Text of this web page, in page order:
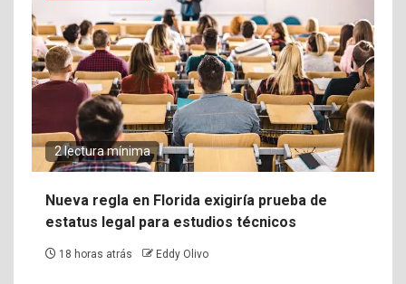
2 lectura mínima
Nueva regla en Florida exigiría prueba de
estatus legal para estudios técnicos
18 horas atrás Eddy Olivo